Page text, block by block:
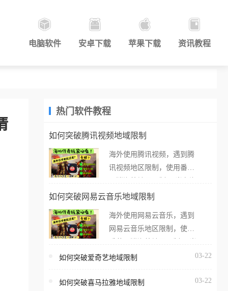
电脑软件 安卓下载 苹果下载 资讯教程
热门软件教程
如何突破腾讯视频地域限制
海外使用腾讯视频，遇到腾
讯视频地区限制，使用番茄
外打开腾讯视频，却突然弹
地区无法播放”的提示语。
海外用户如香港、澳门、台
亚、欧洲等国家和地区时，
台一样，出现地区及版权限
如何突破网易云音乐地域限制
海外使用网易云音乐，遇到
网易云音乐地区限制，使用
在海外打开网易云音乐，却
所在的地区无法播放”的提示
如何突破爱奇艺地域限制 03-22
如何突破喜马拉雅地域限制 03-22